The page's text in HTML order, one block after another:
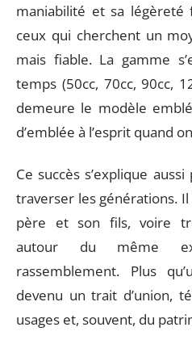
maniabilité et sa
ceux qui cherchent un
mais fiable. La gamme
temps (50cc, 70cc, 90cc,
demeure le modèle
d’emblée à l’esprit quand
Ce succès s’explique
traverser les générations.
père et son fils, voire
autour du même
rassemblement. Plus
devenu un trait d’union,
usages et, souvent, du